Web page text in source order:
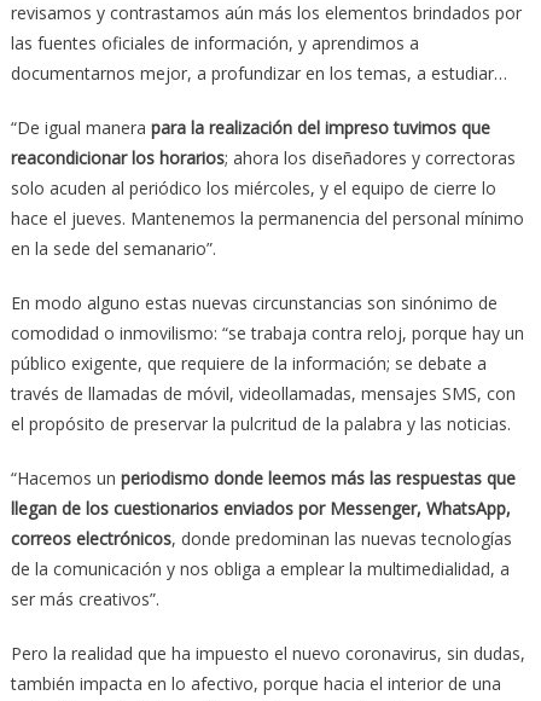
revisamos y contrastamos aún más los elementos brindados por
las fuentes oficiales de información, y aprendimos a
documentarnos mejor, a profundizar en los temas, a estudiar…
“De igual manera para la realización del impreso tuvimos que
reacondicionar los horarios; ahora los diseñadores y correctoras
solo acuden al periódico los miércoles, y el equipo de cierre lo
hace el jueves. Mantenemos la permanencia del personal mínimo
en la sede del semanario”.
En modo alguno estas nuevas circunstancias son sinónimo de
comodidad o inmovilismo: “se trabaja contra reloj, porque hay un
público exigente, que requiere de la información; se debate a
través de llamadas de móvil, videollamadas, mensajes SMS, con
el propósito de preservar la pulcritud de la palabra y las noticias.
“Hacemos un periodismo donde leemos más las respuestas que
llegan de los cuestionarios enviados por Messenger, WhatsApp,
correos electrónicos, donde predominan las nuevas tecnologías
de la comunicación y nos obliga a emplear la multimedialidad, a
ser más creativos”.
Pero la realidad que ha impuesto el nuevo coronavirus, sin dudas,
también impacta en lo afectivo, porque hacia el interior de una